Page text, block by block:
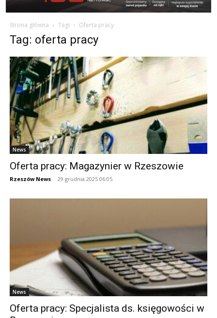
Strona główna Tagi Oferta pracy
Tag: oferta pracy
News
Oferta pracy: Magazynier w Rzeszowie
Rzeszów News - 29 grudnia 2025 06:05
News
Oferta pracy: Specjalista ds. księgowości w